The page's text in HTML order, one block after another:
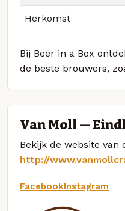
Herkomst
Bij Beer in a Box
de beste brouwers,
Van Moll —
Bekijk de website van
http://
FacebookInstagram